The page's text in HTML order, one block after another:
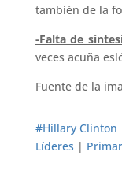
también de la
-Falta de
veces acuña
Fuente de la
#Hillary Clinton
Líderes |